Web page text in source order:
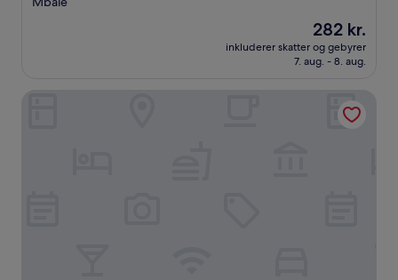
Prisen
er
282 kr.
282 kr.
inkluderer skatter og gebyrer
7. aug. - 8. aug.